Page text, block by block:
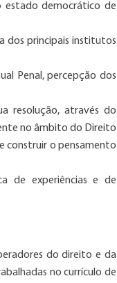
estado democrático de
dos principais institutos
Penal, percepção dos
resolução, através do
no âmbito do Direito
construir o pensamento
de experiências e de
do direito e da
no currículo de